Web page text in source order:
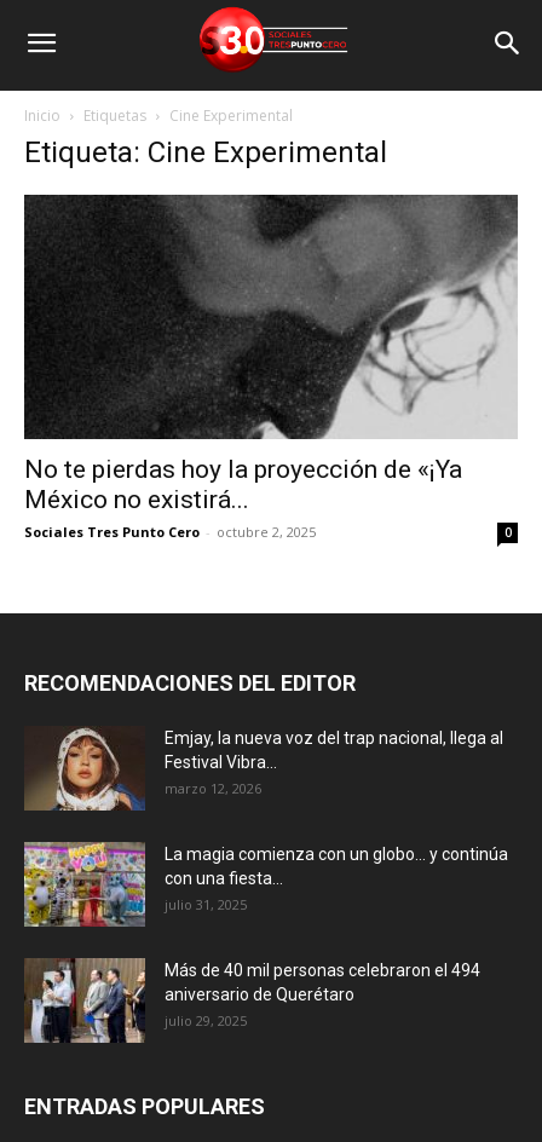
Inicio Etiquetas Cine Experimental
Etiqueta: Cine Experimental
No te pierdas hoy la proyección de «¡Ya
México no existirá...
Sociales Tres Punto Cero - octubre 2, 2025 0
RECOMENDACIONES DEL EDITOR
Emjay, la nueva voz del trap nacional, llega al
Festival Vibra...
marzo 12, 2026
La magia comienza con un globo… y continúa
con una fiesta...
julio 31, 2025
Más de 40 mil personas celebraron el 494
aniversario de Querétaro
julio 29, 2025
ENTRADAS POPULARES